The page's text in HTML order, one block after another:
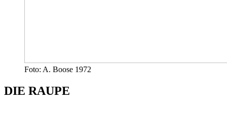
Foto: A. Boose 1972
DIE RAUPE